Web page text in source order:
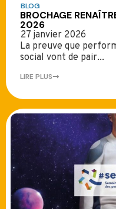
BLOG
BROCHAGE
2026
27 janvier 2026
La preuve que
social vont de pair...
LIRE PLUS